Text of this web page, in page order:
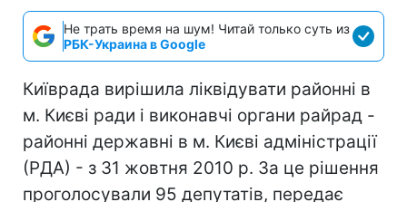
Не трать время на шум! Читай только суть из
РБК-Украина в Google
Київрада вирішила ліквідувати районні в
м. Києві ради і виконавчі органи райрад -
районні державні в м. Києві адміністрації
(РДА) - з 31 жовтня 2010 р. За це рішення
проголосували 95 депутатів, передає